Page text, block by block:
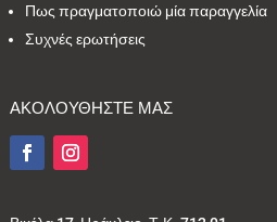
Πως πραγματοποιώ μία παραγγελία
Συχνές ερωτήσεις
ΑΚΟΛΟΥΘΗΣΤΕ ΜΑΣ